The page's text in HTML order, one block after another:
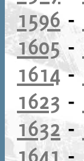
1596-
1605-
1614-
1623 -
1632-
1641-